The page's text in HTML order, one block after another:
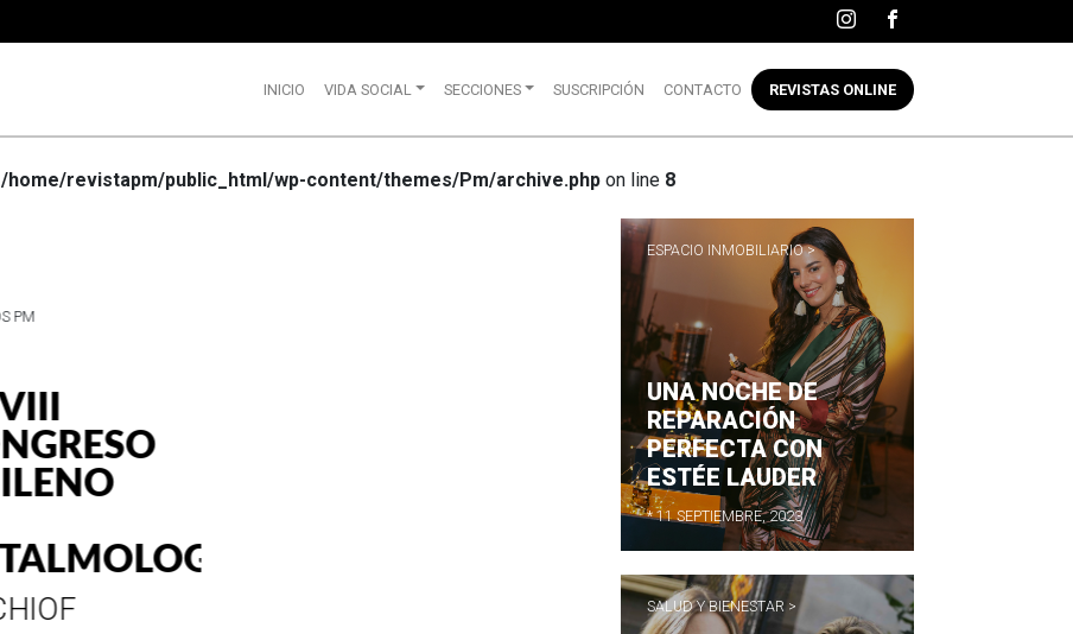
INICIO VIDA SOCIAL SECCIONES SUSCRIPCIÓN CONTACTO REVISTAS ONLINE
/home/revistapm/public_html/wp-content/themes/Pm/archive.php on line 8
ESPACIO INMOBILIARIO >
UNA NOCHE DE
REPARACIÓN
PERFECTA CON
ESTÉE LAUDER
* 11 SEPTIEMBRE, 2023
SALUD Y BIENESTAR >